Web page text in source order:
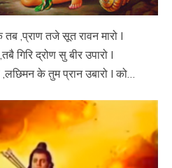
,प्राण तजे सूत रावन मारो I
गिरि द्रोण सु बीर उपारो I
के तुम प्रान उबारो I को…